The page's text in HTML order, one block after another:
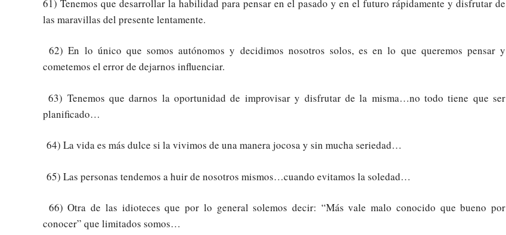
61) Tenemos que desarrollar la habilidad para pensar en el pasado y en el futuro rápidamente y disfrutar de
las maravillas del presente lentamente.
62) En lo único que somos autónomos y decidimos nosotros solos, es en lo que queremos pensar y
cometemos el error de dejarnos influenciar.
63) Tenemos que darnos la oportunidad de improvisar y disfrutar de la misma…no todo tiene que ser
planificado…
64) La vida es más dulce si la vivimos de una manera jocosa y sin mucha seriedad…
65) Las personas tendemos a huir de nosotros mismos…cuando evitamos la soledad…
66) Otra de las idioteces que por lo general solemos decir: “Más vale malo conocido que bueno por
conocer” que limitados somos…